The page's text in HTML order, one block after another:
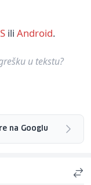
ili Android.
u tekstu?
na Googlu